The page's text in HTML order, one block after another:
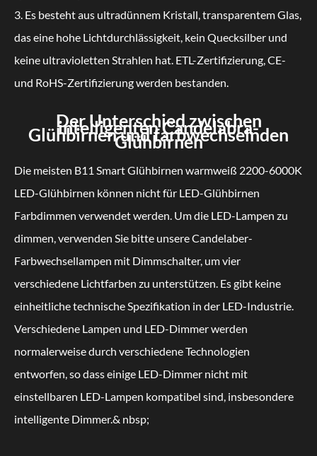
3. Es besteht aus ultradünnem Kristall, transparentem Glas,
das eine hohe Lichtdurchlässigkeit, kein Quecksilber und
keine ultravioletten Strahlen hat. ETL-Zertifizierung, CE-
und RoHS-Zertifizierung werden bestanden.
Der Unterschied zwischen
intelligenten Candelabra-
Glühbirnen und farbwechselnden
Glühbirnen
Die meisten B11 Smart Glühbirnen warmweiß 2200-6000K
LED-Glühbirnen können nicht für LED-Glühbirnen
Farbdimmen verwendet werden. Um die LED-Lampen zu
dimmen, verwenden Sie bitte unsere Candelaber-
Farbwechsellampen mit Dimmschalter, um vier
verschiedene Lichtfarben zu unterstützen. Es gibt keine
einheitliche technische Spezifikation in der LED-Industrie.
Verschiedene Lampen und LED-Dimmer werden
normalerweise durch verschiedene Technologien
entworfen, so dass einige LED-Dimmer nicht mit
einstellbaren LED-Lampen kompatibel sind, insbesondere
intelligente Dimmer.& nbsp;